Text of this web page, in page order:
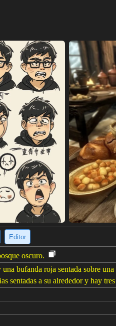
Editor
oscuro.
bufanda roja sentada sobre
sentadas a su alrededor y hay